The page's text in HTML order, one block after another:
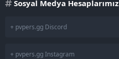
Sosyal Medya Hesaplarımız
+ pvpers.gg Discord
+ pvpers.gg Instagram